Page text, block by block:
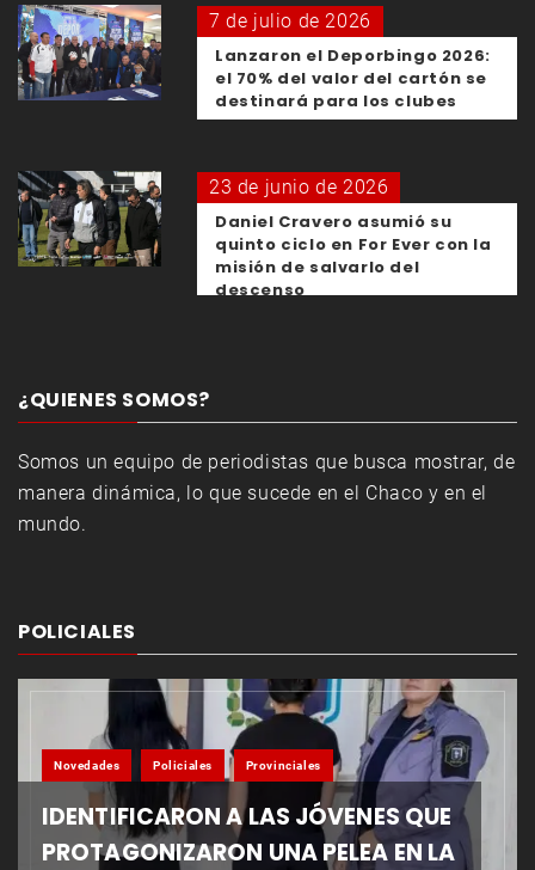
7 de julio de 2026
Lanzaron el Deporbingo 2026:
el 70% del valor del cartón se
destinará para los clubes
23 de junio de 2026
Daniel Cravero asumió su
quinto ciclo en For Ever con la
misión de salvarlo del
descenso
¿QUIENES SOMOS?
Somos un equipo de periodistas que busca mostrar, de
manera dinámica, lo que sucede en el Chaco y en el
mundo.
POLICIALES
Novedades Policiales Provinciales
IDENTIFICARON A LAS JÓVENES QUE
PROTAGONIZARON UNA PELEA EN LA